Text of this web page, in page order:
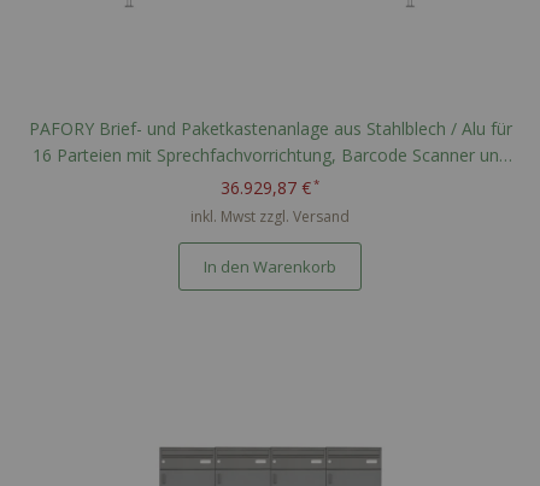
PAFORY Brief- und Paketkastenanlage aus Stahlblech / Alu für
16 Parteien mit Sprechfachvorrichtung, Barcode Scanner und
Paketfächern - RAL nach Wahl
36.929,87 €
inkl. Mwst zzgl. Versand
In den Warenkorb